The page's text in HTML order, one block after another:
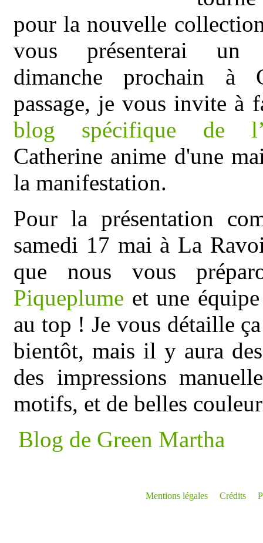
pour la nouvelle
vous présenterai un
dimanche prochain à
passage, je vous invite à
blog spécifique de
Catherine anime d'une
la manifestation.
Pour la présentation
samedi 17 mai à La
que nous vous
Piqueplume et une
au top ! Je vous détaille
bientôt, mais il y aura
des impressions
motifs, et de belles
Blog de Green Martha
Mentions légales Crédits